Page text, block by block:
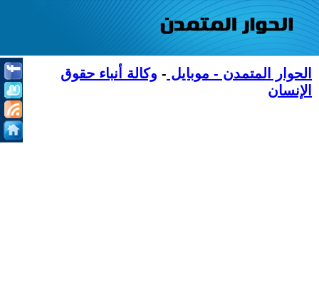
الحوار المتمدن - موبايل - وكالة أنباء حقوق
الإنسان